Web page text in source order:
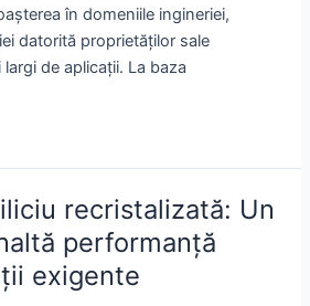
în domeniile ingineriei,
datorită proprietăților sale
de aplicații. La baza
recristalizată: Un
performanță
exigente